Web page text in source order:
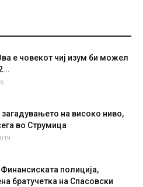
е човекот чиј изум би можел
загадувањето на високо ниво,
во Струмица
полиција,
братучетка на Спасовски